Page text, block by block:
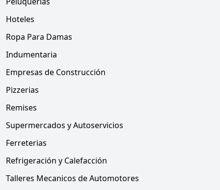
Hoteles
Ropa Para Damas
Indumentaria
Empresas de Construcción
Pizzerias
Remises
Supermercados y Autoservicios
Ferreterias
Refrigeración y Calefacción
Talleres Mecanicos de Automotores